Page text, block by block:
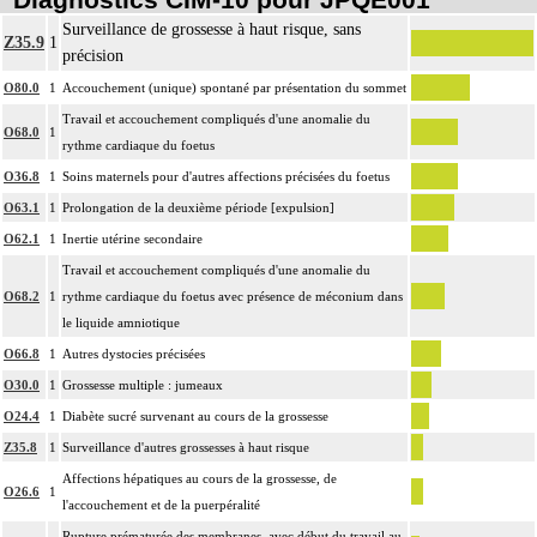
Z35.9 1
Surveillance de grossesse à haut risque, sans
précision
O80.0 1 Accouchement (unique) spontané par présentation du sommet
O68.0 1
Travail et accouchement compliqués d'une anomalie du
rythme cardiaque du foetus
O36.8 1 Soins maternels pour d'autres affections précisées du foetus
O63.1 1 Prolongation de la deuxième période [expulsion]
O62.1 1 Inertie utérine secondaire
O68.2 1
Travail et accouchement compliqués d'une anomalie du
rythme cardiaque du foetus avec présence de méconium dans
le liquide amniotique
O66.8 1 Autres dystocies précisées
O30.0 1 Grossesse multiple : jumeaux
O24.4 1 Diabète sucré survenant au cours de la grossesse
Z35.8 1 Surveillance d'autres grossesses à haut risque
O26.6 1
Affections hépatiques au cours de la grossesse, de
l'accouchement et de la puerpéralité